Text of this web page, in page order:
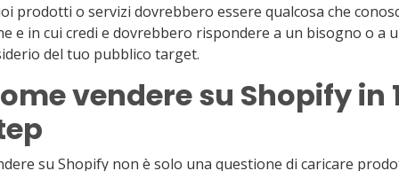
prodotti o servizi dovrebbero essere qualcosa che
e in cui credi e dovrebbero rispondere a un bisogno o a
del tuo pubblico target.
vendere su Shopify in
su Shopify non è solo una questione di caricare